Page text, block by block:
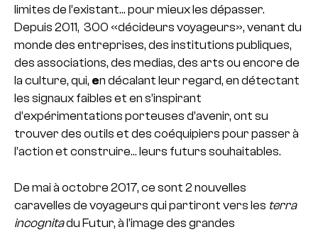
limites de l’existant… pour mieux les dépasser.
Depuis 2011, 300 «décideurs voyageurs», venant du
monde des entreprises, des institutions publiques,
des associations, des medias, des arts ou encore de
la culture, qui, en décalant leur regard, en détectant
les signaux faibles et en s’inspirant
d’expérimentations porteuses d’avenir, ont su
trouver des outils et des coéquipiers pour passer à
l’action et construire… leurs futurs souhaitables.
De mai à octobre 2017, ce sont 2 nouvelles
caravelles de voyageurs qui partiront vers les terra
incognitadu Futur, à l’image des grandes